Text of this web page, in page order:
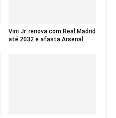
Vini Jr. renova com Real Madrid
até 2032 e afasta Arsenal